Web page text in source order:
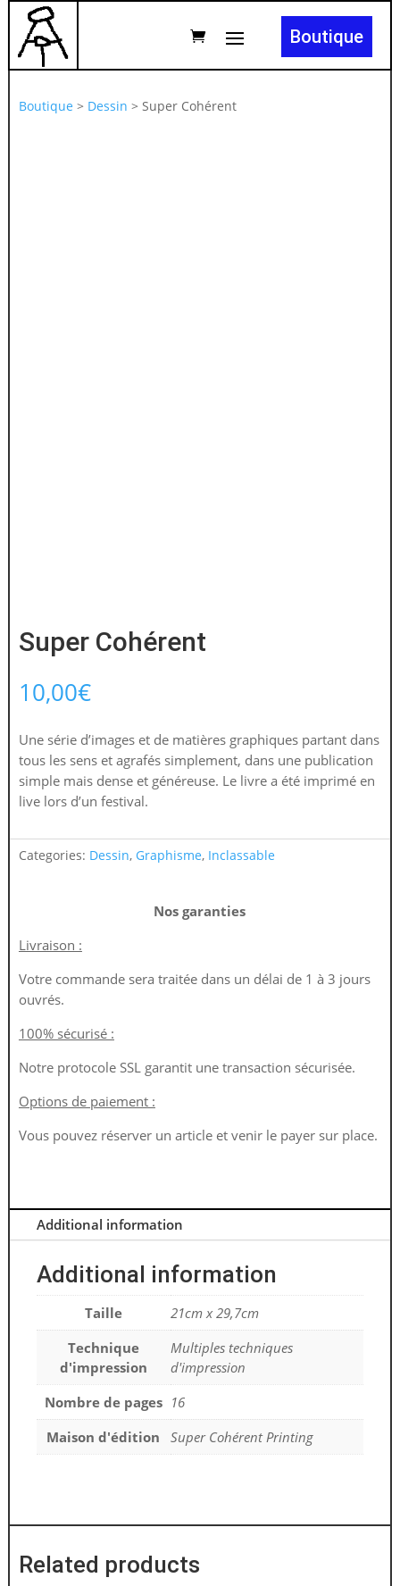
Boutique
Boutique > Dessin > Super Cohérent
Super Cohérent
10,00€
Une série d’images et de matières graphiques partant dans
tous les sens et agrafés simplement, dans une publication
simple mais dense et généreuse. Le livre a été imprimé en
live lors d’un festival.
Categories: Dessin, Graphisme, Inclassable
Nos garanties
Livraison :
Votre commande sera traitée dans un délai de 1 à 3 jours
ouvrés.
100% sécurisé :
Notre protocole SSL garantit une transaction sécurisée.
Options de paiement :
Vous pouvez réserver un article et venir le payer sur place.
Additional information
Additional information
Taille
21cm x 29,7cm
Technique
d'impression
Multiples techniques
d'impression
Nombre de pages 16
Maison d'édition
Super Cohérent Printing
Related products